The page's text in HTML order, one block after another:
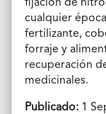
fijación de
cualquier
fertilizante,
forraje y
recuperación
medicinales.
Publicado:1